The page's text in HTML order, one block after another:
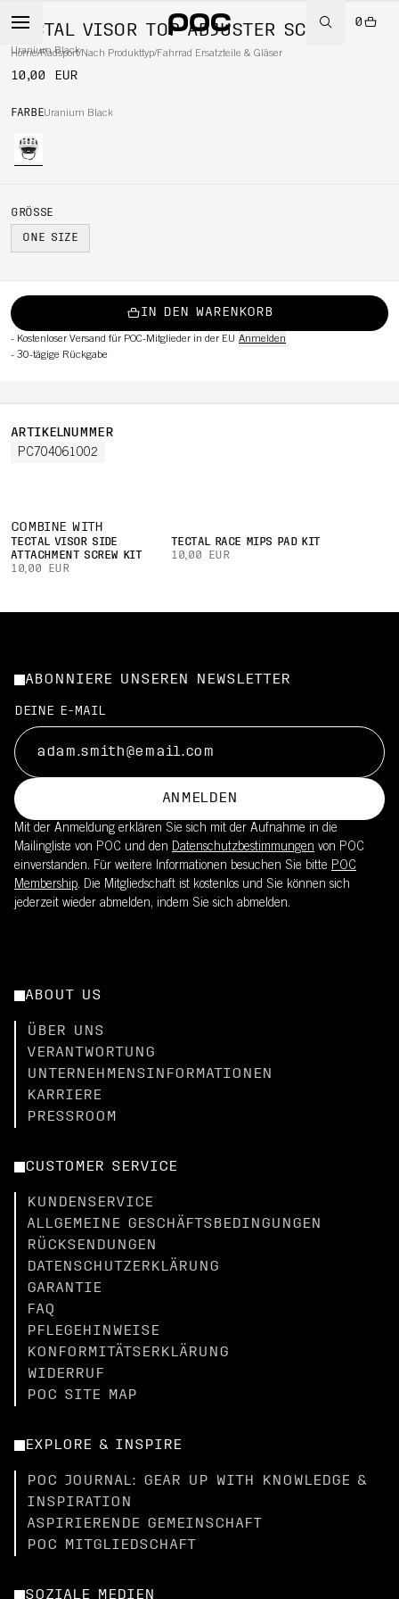
0
Home/Radsport/Nach Produkttyp/Fahrrad Ersatzteile & Gläser
TECTAL VISOR TOP ADJUSTER SCREW
Uranium Black
10,00 EUR
FARBEUranium Black
GRÖSSE
ONE SIZE
IN DEN WARENKORB
- Kostenloser Versand für POC-Mitglieder in der EU Anmelden
- 30-tägige Rückgabe
ARTIKELNUMMER
PC704061002
COMBINE WITH
TECTAL VISOR SIDE
ATTACHMENT SCREW KIT
10,00 EUR
TECTAL RACE MIPS PAD KIT
10,00 EUR
ABONNIERE UNSEREN NEWSLETTER
DEINE E-MAIL
ANMELDEN
Mit der Anmeldung erklären Sie sich mit der Aufnahme in die
Mailingliste von POC und den Datenschutzbestimmungen von POC
einverstanden. Für weitere Informationen besuchen Sie bitte POC
Membership. Die Mitgliedschaft ist kostenlos und Sie können sich
jederzeit wieder abmelden, indem Sie sich abmelden.
ABOUT US
ÜBER UNS
VERANTWORTUNG
UNTERNEHMENSINFORMATIONEN
KARRIERE
PRESSROOM
CUSTOMER SERVICE
KUNDENSERVICE
ALLGEMEINE GESCHÄFTSBEDINGUNGEN
RÜCKSENDUNGEN
DATENSCHUTZERKLÄRUNG
GARANTIE
FAQ
PFLEGEHINWEISE
KONFORMITÄTSERKLÄRUNG
WIDERRUF
POC SITE MAP
EXPLORE & INSPIRE
POC JOURNAL: GEAR UP WITH KNOWLEDGE &
INSPIRATION
ASPIRIERENDE GEMEINSCHAFT
POC MITGLIEDSCHAFT
SOZIALE MEDIEN